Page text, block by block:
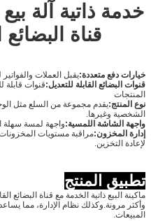
خدمة ذاتية آلة
قناة البضائع
خيارات دفع متعددة:يقبل العملات والفواتير
قنوات البضائع القابلة للتعديل:قنوات قابلة
المنتجات
نوع المنتج:يقدم مجموعة من السلع مثل
الشخصية وغيرها.
واجهة الشاشة اللمسية:واجهة لمسة سهلة
إدارة المخزون:مراقبة مستويات
لإعادة التخزين.
تطبيق المنتج
ماكينة البيع ذاتية الخدمة مع قناة البضائع
وأكثر مرونة.وكذلك نظام الإدارة، مما
المبيعات.